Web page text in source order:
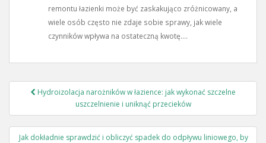
remontu łazienki może być zaskakująco zróżnicowany, a
wiele osób często nie zdaje sobie sprawy, jak wiele
czynników wpływa na ostateczną kwotę....
Nawigacja
Hydroizolacja narożników w łazience: jak wykonać szczelne
uszczelnienie i uniknąć przecieków
Jak dokładnie sprawdzić i obliczyć spadek do odpływu liniowego, by